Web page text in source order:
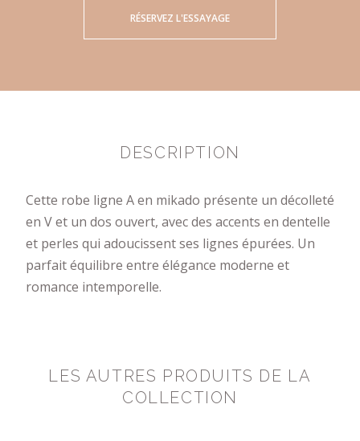
RÉSERVEZ L'ESSAYAGE
DESCRIPTION
Cette robe ligne A en mikado présente un décolleté
en V et un dos ouvert, avec des accents en dentelle
et perles qui adoucissent ses lignes épurées. Un
parfait équilibre entre élégance moderne et
romance intemporelle.
LES AUTRES PRODUITS DE LA
COLLECTION